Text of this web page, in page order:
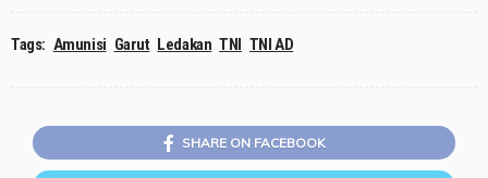
Tags: Amunisi Garut Ledakan TNI TNI AD
SHARE ON FACEBOOK